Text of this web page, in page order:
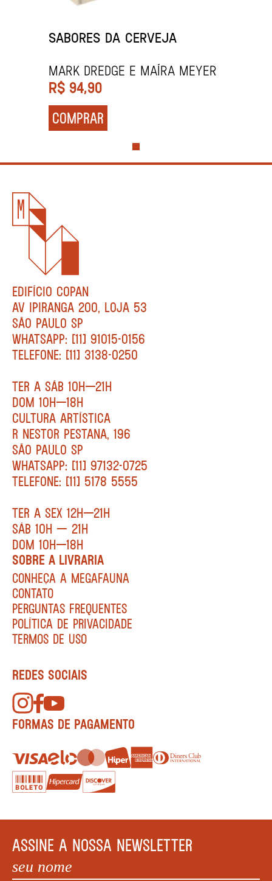
SABORES DA CERVEJA
Mark Dredge e Maíra Meyer
R$ 94,90
COMPRAR
EDIFÍCIO COPAN
AV IPIRANGA 200, LOJA 53
SÃO PAULO SP
WHATSAPP: [11] 91015-0156
TELEFONE: [11] 3138-0250
TER A SÁB 10H—21H
DOM 10H—18H
CULTURA ARTÍSTICA
R NESTOR PESTANA, 196
SÃO PAULO SP
WHATSAPP: [11] 97132-0725
TELEFONE: [11] 5178 5555
TER A SEX 12H—21H
SÁB 10H — 21H
DOM 10H—18H
SOBRE A LIVRARIA
CONHEÇA A MEGAFAUNA
CONTATO
PERGUNTAS FREQUENTES
POLÍTICA DE PRIVACIDADE
TERMOS DE USO
REDES SOCIAIS
FORMAS DE PAGAMENTO
ASSINE A NOSSA NEWSLETTER